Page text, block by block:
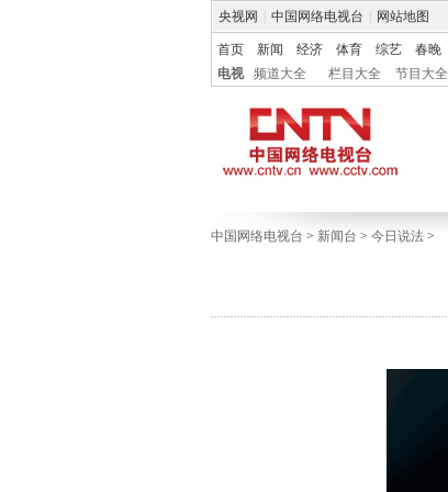
央视网 中国网络电视台 网站地图
首页 新闻 经济 体育 综艺 春晚
电视
频道大全 栏目大全 节目大全
中国网络电视台 > 新闻台 > 今日说法 >